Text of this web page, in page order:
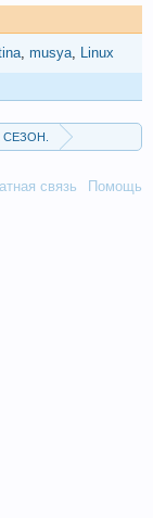
musya Linux
СЕЗОН.
связь Помощь